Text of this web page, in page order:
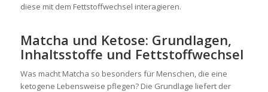
diese mit dem Fettstoffwechsel interagieren.
Matcha und Ketose: Grundlagen,
Inhaltsstoffe und Fettstoffwechsel
Was macht Matcha so besonders für Menschen, die eine
ketogene Lebensweise pflegen? Die Grundlage liefert der